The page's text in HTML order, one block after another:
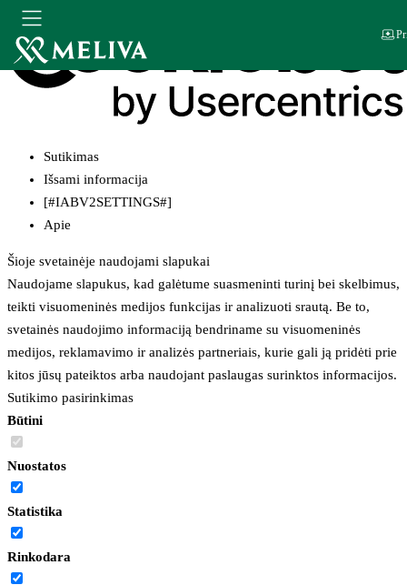
Sutikimas
Išsami informacija
[#IABV2SETTINGS#]
Apie
Šioje svetainėje naudojami slapukai
Naudojame slapukus, kad galėtume suasmeninti turinį bei skelbimus,
teikti visuomeninės medijos funkcijas ir analizuoti srautą. Be to,
svetainės naudojimo informaciją bendriname su visuomeninės
medijos, reklamavimo ir analizės partneriais, kurie gali ją pridėti prie
kitos jūsų pateiktos arba naudojant paslaugas surinktos informacijos.
Sutikimo pasirinkimas
Būtini
Nuostatos
Statistika
Rinkodara